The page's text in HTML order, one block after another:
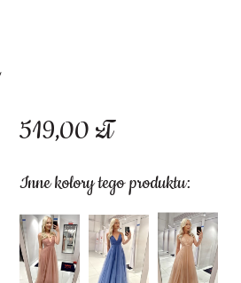
519,00 zł
Inne kolory tego produktu: